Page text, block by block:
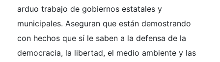
arduo trabajo de gobiernos estatales y
municipales. Aseguran que están demostrando
con hechos que sí le saben a la defensa de la
democracia, la libertad, el medio ambiente y las